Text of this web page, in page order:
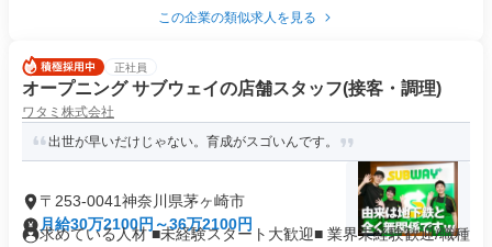
この企業の類似求人を見る
正社員
オープニング サブウェイの店舗スタッフ(接客・調理)
ワタミ株式会社
出世が早いだけじゃない。育成がスゴいんです。
〒253-0041神奈川県茅ヶ崎市
月給30万2100円～36万2100円
求めている人材 ■未経験スタート大歓迎■ 業界未経験歓迎/職種